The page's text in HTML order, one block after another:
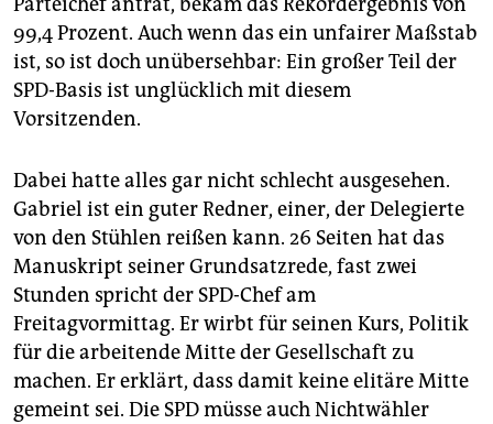
99,4 Prozent. Auch wenn das ein unfairer Maßstab
ist, so ist doch unübersehbar: Ein großer Teil der
SPD-Basis ist unglücklich mit diesem
Vorsitzenden.
Dabei hatte alles gar nicht schlecht ausgesehen.
Gabriel ist ein guter Redner, einer, der Delegierte
von den Stühlen reißen kann. 26 Seiten hat das
Manuskript seiner Grundsatzrede, fast zwei
Stunden spricht der SPD-Chef am
Freitagvormittag. Er wirbt für seinen Kurs, Politik
für die arbeitende Mitte der Gesellschaft zu
machen. Er erklärt, dass damit keine elitäre Mitte
gemeint sei. Die SPD müsse auch Nichtwähler